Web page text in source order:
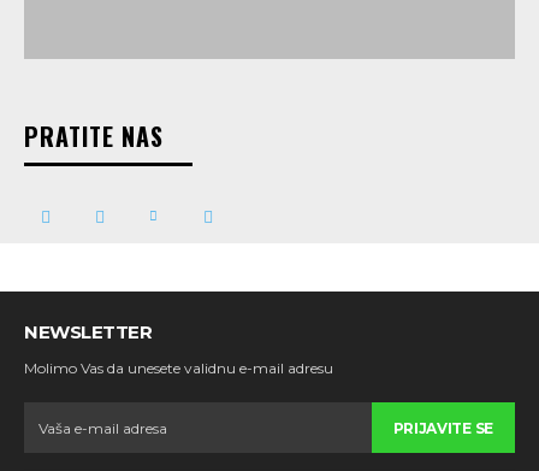
PRATITE NAS
NEWSLETTER
Molimo Vas da unesete validnu e-mail adresu
PRIJAVITE SE